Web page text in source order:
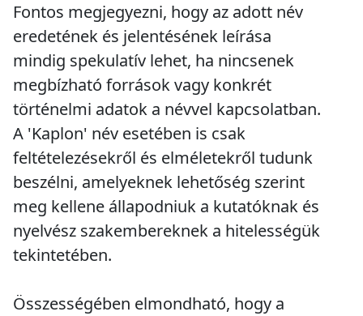
Fontos megjegyezni, hogy az adott név
eredetének és jelentésének leírása
mindig spekulatív lehet, ha nincsenek
megbízható források vagy konkrét
történelmi adatok a névvel kapcsolatban.
A 'Kaplon' név esetében is csak
feltételezésekről és elméletekről tudunk
beszélni, amelyeknek lehetőség szerint
meg kellene állapodniuk a kutatóknak és
nyelvész szakembereknek a hitelességük
tekintetében.
Összességében elmondható, hogy a